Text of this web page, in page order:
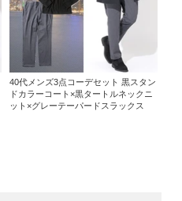
40代メンズ3点コーデセット 黒スタン
ドカラーコート×黒タートルネックニ
ット×グレーテーパードスラックス